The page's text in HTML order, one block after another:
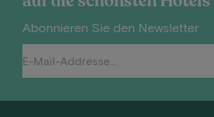
Abonnieren Sie den Newsletter